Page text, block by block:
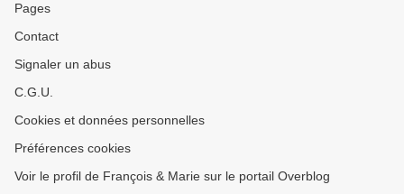
Pages
Contact
Signaler un abus
C.G.U.
Cookies et données personnelles
Préférences cookies
Voir le profil de François & Marie sur le portail Overblog